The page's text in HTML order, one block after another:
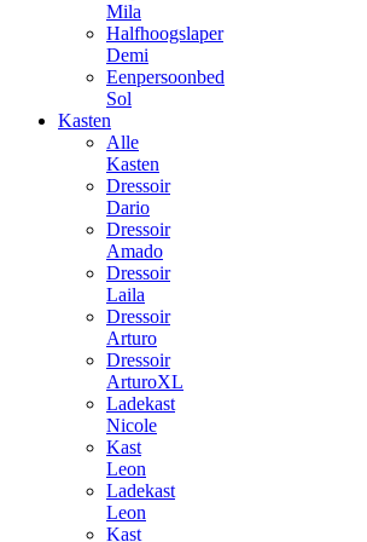
Mila
Halfhoogslaper
Demi
Eenpersoonbed
Sol
Kasten
Alle
Kasten
Dressoir
Dario
Dressoir
Amado
Dressoir
Laila
Dressoir
Arturo
Dressoir
ArturoXL
Ladekast
Nicole
Kast
Leon
Ladekast
Leon
Kast